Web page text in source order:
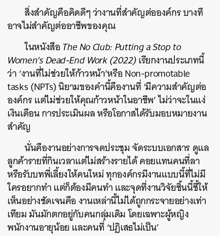
สิ่งสำคัญคือคิดดีๆ ว่างานที่สำคัญต่อองค์กร บางที
อาจไม่สำคัญต่ออาชีพของคุณ
ในหนังสือThe No Club: Putting a Stop to
Women’s Dead-End Work (2022)เรียกงานประเภทนี้
ว่า ‘งานที่ไม่ช่วยให้ก้าวหน้า’หรือ Non-promotable
tasks (NPTs) นิยามของคำนี้คืองานที่ ‘มีความสำคัญต่อ
องค์กร แต่ไม่ช่วยให้คุณก้าวหน้าในอาชีพ’ ไม่ว่าจะในแง่
เงินเดือน การประเมินผล หรือโอกาสได้รับมอบหมายงาน
สำคัญ
นั่นคืองานอย่างการจดประชุม จัดระบบเอกสาร ดูแล
ลูกค้ารายที่กินเวลาแต่ไม่สร้างรายได้ คอยแทนคนที่ลา
หรือรับบทพี่เลี้ยงให้คนใหม่ ทุกองค์กรมีงานแบบนี้ที่ไม่มี
ใครอยากทำ แต่ก็ต้องมีคนทำ และจุดที่งานวิจัยชิ้นนี้ชี้ให้
เห็นอย่างชัดเจนคือ งานเหล่านี้ไม่ได้ถูกกระจายอย่างเท่า
เทียม มันมักตกอยู่กับคนกลุ่มเดิม โดยเฉพาะผู้หญิง
พนักงานอายุน้อย และคนที่ ‘ปฏิเสธไม่เป็น’